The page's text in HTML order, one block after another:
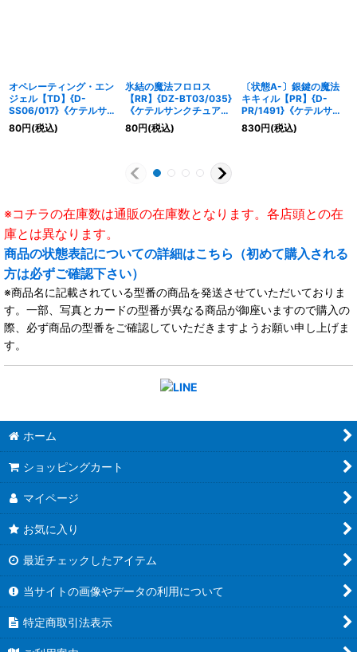
オペレーティング・エン
ジェル【TD】{D-
SS06/017}《ケテルサ
ンクチュアリ》
80円(税込)
氷結の魔法フロロス
【RR】{DZ-BT03/035}
《ケテルサンクチュア
リ》
80円(税込)
〔状態A-〕銀鍵の魔法
キキィル【PR】{D-
PR/1491}《ケテルサン
クチュアリ》
830円(税込)
※コチラの在庫数は通販の在庫数となります。各店頭との在
庫とは異なります。
商品の状態表記についての詳細はこちら（初めて購入される
方は必ずご確認下さい）
※商品名に記載されている型番の商品を発送させていただいておりま
す。一部、写真とカードの型番が異なる商品が御座いますので購入の
際、必ず商品の型番をご確認していただきますようお願い申し上げま
す。
ホーム
ショッピングカート
マイページ
お気に入り
最近チェックしたアイテム
当サイトの画像やデータの利用について
特定商取引法表示